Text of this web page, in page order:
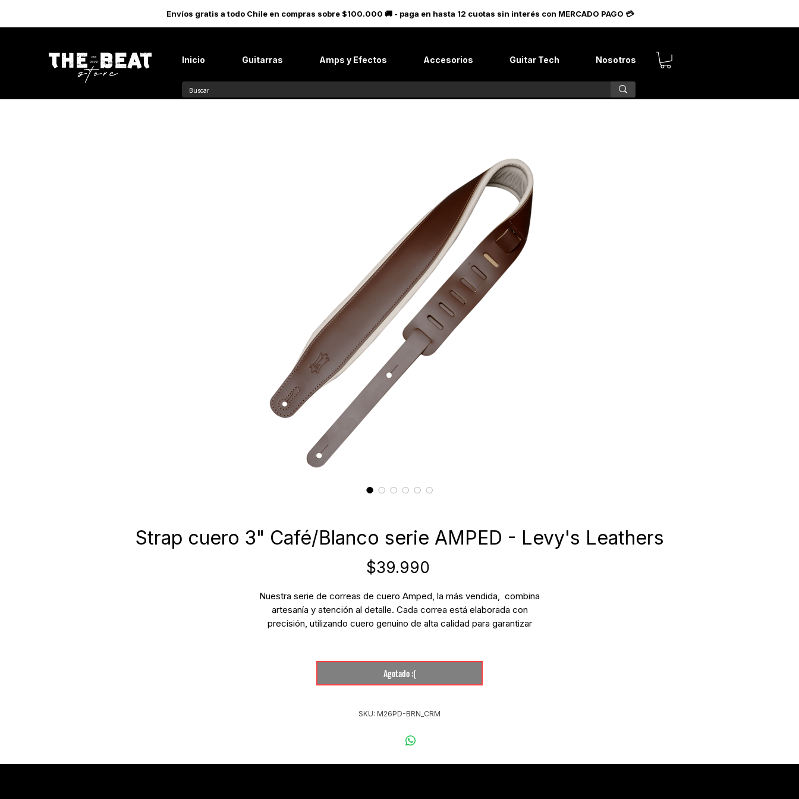
Envíos gratis a todo Chile en compras sobre $100.000 🚚 - paga en hasta 12 cuotas sin interés con MERCADO PAGO 💳
Inicio Guitarras Amps y Efectos Accesorios Guitar Tech Nosotros
Strap cuero 3" Café/Blanco serie AMPED - Levy's Leathers
$39.990
Nuestra serie de correas de cuero Amped, la más vendida, combina
artesanía y atención al detalle. Cada correa está elaborada con
precisión, utilizando cuero genuino de alta calidad para garantizar
Ajuste tipo escalera que va desde 37" a 51".
Cuero de calidad premium negro con relleno de espuma.
Agotado :(
SKU: M26PD-BRN_CRM